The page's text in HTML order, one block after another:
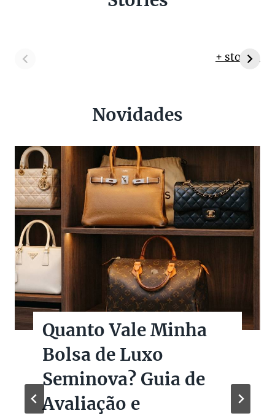
+ stories
Novidades
Quanto Vale Minha
Bolsa de Luxo
Seminova? Guia de
Avaliação e